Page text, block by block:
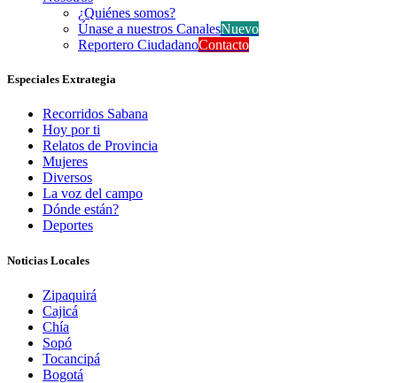
¿Quiénes somos?
Únase a nuestros CanalesNuevo
Reportero CiudadanoContacto
Especiales Extrategia
Recorridos Sabana
Hoy por ti
Relatos de Provincia
Mujeres
Diversos
La voz del campo
Dónde están?
Deportes
Noticias Locales
Zipaquirá
Cajicá
Chía
Sopó
Tocancipá
Bogotá